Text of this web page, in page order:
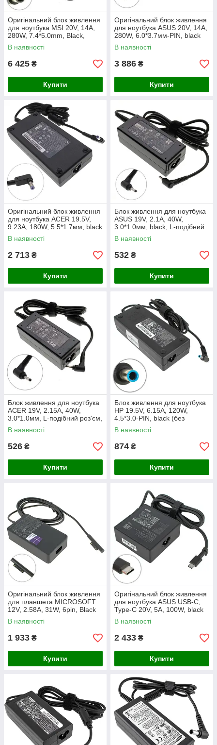
Оригінальний блок живлення
для ноутбука MSI 20V, 14A,
280W, 7.4*5.0mm, Black,
OVALE
В наявності
6 425 ₴
Купити
Оригінальний блок живлення
для ноутбука ASUS 20V, 14A,
280W, 6.0*3.7мм-PIN, black
(0A001-00800800) (без
кабеля!)
В наявності
3 886 ₴
Купити
Оригінальний блок живлення
для ноутбука ACER 19.5V,
9.23A, 180W, 5.5*1.7мм, black
(без кабеля !)
В наявності
2 713 ₴
Купити
Блок живлення для ноутбука
ASUS 19V, 2.1A, 40W,
3.0*1.0мм, black, L-подібний
роз'єм (без кабеля!)
В наявності
532 ₴
Купити
Блок живлення для ноутбука
ACER 19V, 2.15A, 40W,
3.0*1.0мм, L-подібний роз'єм,
black (без кабеля!)
В наявності
526 ₴
Купити
Блок живлення для ноутбука
HP 19.5V, 6.15A, 120W,
4.5*3.0-PIN, black (без
кабеля)
В наявності
874 ₴
Купити
Оригінальний блок живлення
для планшета MICROSOFT
12V, 2.58A, 31W, 6pin, Black
(без кабелю !) (Surface Pro 3)
В наявності
1 933 ₴
Купити
Оригінальний блок живлення
для ноутбука ASUS USB-C,
Type-C 20V, 5A, 100W, black
(0A001-01090100)
В наявності
2 433 ₴
Купити